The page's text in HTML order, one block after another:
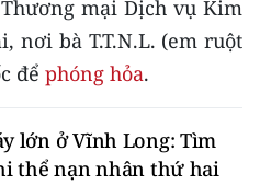
XÃ
mại Dịch vụ Kim
nơi bà T.T.N.L. (em ruột
để phóng hỏa.
lớn ở Vĩnh Long: Tìm
thể nạn nhân thứ hai